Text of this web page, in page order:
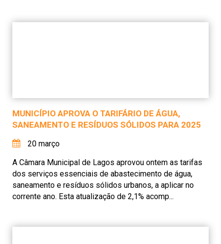
MUNICÍPIO APROVA O TARIFÁRIO DE ÁGUA,
SANEAMENTO E RESÍDUOS SÓLIDOS PARA 2025
20 março
A Câmara Municipal de Lagos aprovou ontem as tarifas
dos serviços essenciais de abastecimento de água,
saneamento e resíduos sólidos urbanos, a aplicar no
corrente ano. Esta atualização de 2,1% acomp...